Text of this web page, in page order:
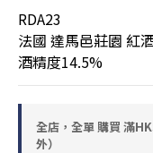
RDA23
法國 達馬邑莊園 紅
酒精度14.5%
全店，全單 購買 滿
外）